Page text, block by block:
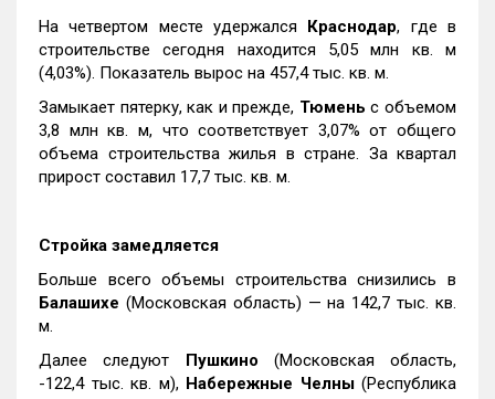
На четвертом месте удержался Краснодар, где в
строительстве сегодня находится 5,05 млн кв. м
(4,03%). Показатель вырос на 457,4 тыс. кв. м.
Замыкает пятерку, как и прежде, Тюмень с объемом
3,8 млн кв. м, что соответствует 3,07% от общего
объема строительства жилья в стране. За квартал
прирост составил 17,7 тыс. кв. м.
Стройка замедляется
Больше всего объемы строительства снизились в
Балашихе (Московская область) — на 142,7 тыс. кв.
м.
Далее следуют Пушкино (Московская область,
-122,4 тыс. кв. м), Набережные Челны(Республика